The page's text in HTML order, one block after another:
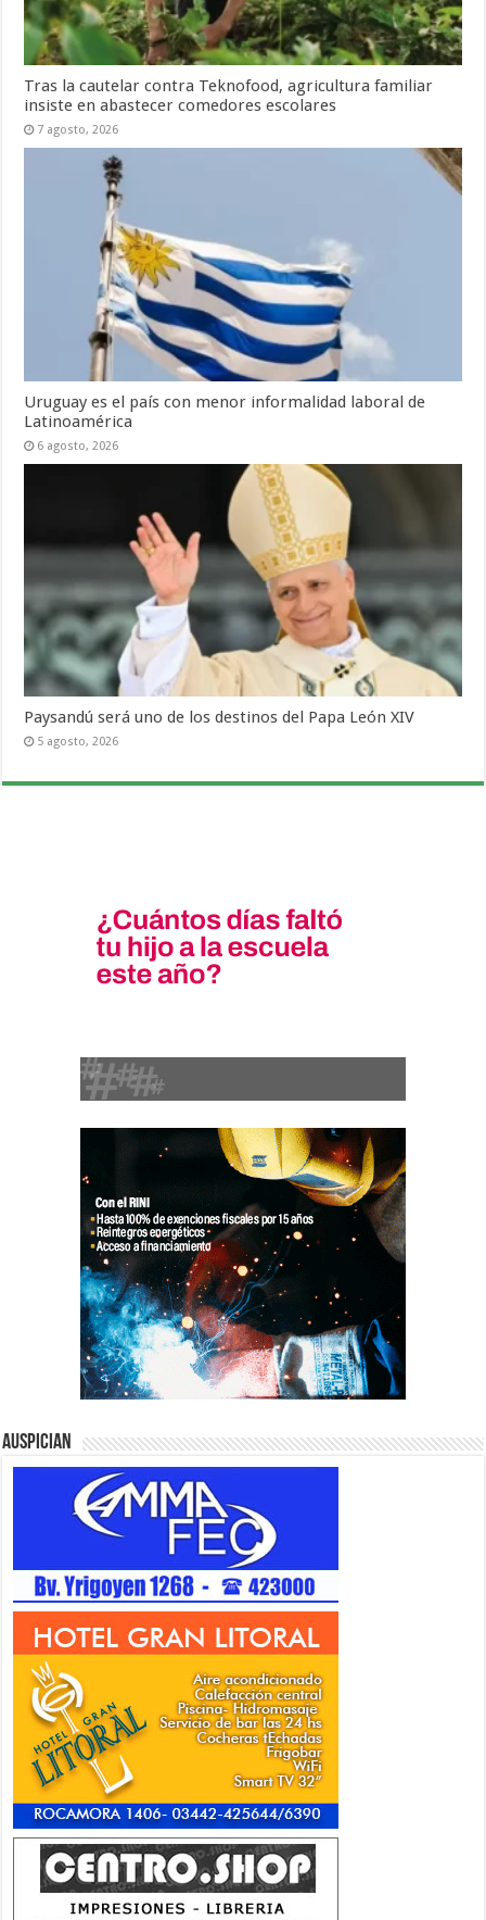
Tras la cautelar contra Teknofood, agricultura familiar
insiste en abastecer comedores escolares
7 agosto, 2026
Uruguay es el país con menor informalidad laboral de
Latinoamérica
6 agosto, 2026
Paysandú será uno de los destinos del Papa León XIV
5 agosto, 2026
Auspician